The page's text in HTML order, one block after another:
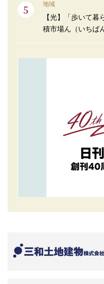
地域
【光】「歩いて
積市場ん（いちば